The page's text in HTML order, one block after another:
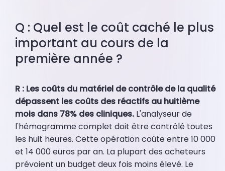
Q : Quel est le coût caché le plus
important au cours de la
première année ?
R : Les coûts du matériel de contrôle de la qualité
dépassent les coûts des réactifs au huitième
mois dans 78% des cliniques. L'analyseur de
l'hémogramme complet doit être contrôlé toutes
les huit heures. Cette opération coûte entre 10 000
et 14 000 euros par an. La plupart des acheteurs
prévoient un budget deux fois moins élevé. Le